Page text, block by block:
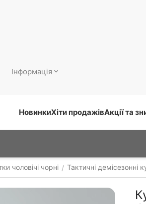
Інформація
НовинкиХіти продажівАкції та
чоловічі чорні / Тактичні демісезонні